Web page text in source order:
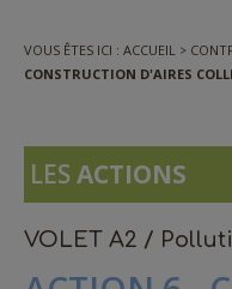
VOUS ÊTES ICI : ACCUEIL
CONSTRUCTION D'AIRES
LESACTIONS
VOLET A2 /